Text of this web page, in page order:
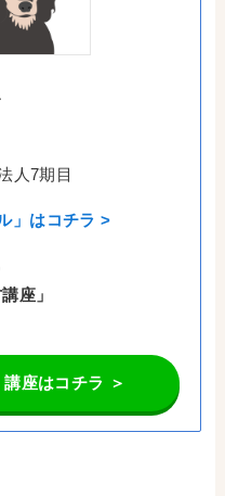
人7期目
」はコチラ >
座」
座はコチラ ＞